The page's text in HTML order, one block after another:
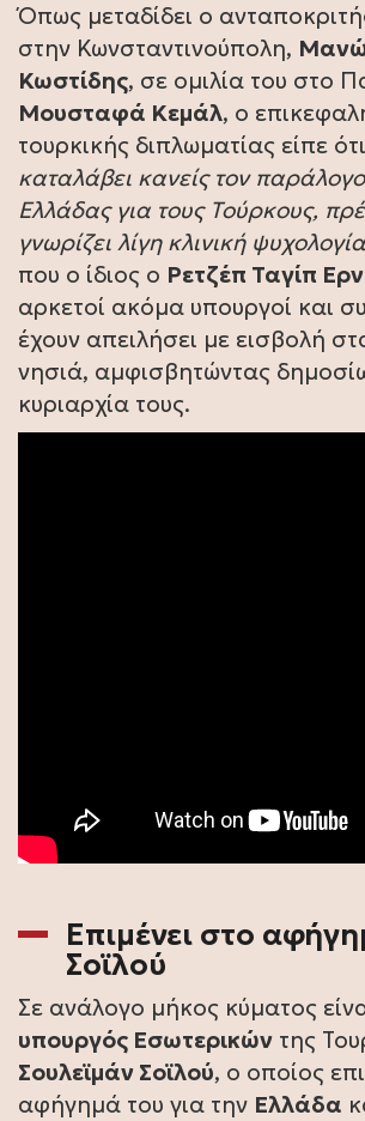
Όπως μεταδίδει ο
στην Κωνσταντινούπολη,
Κωστίδης, σε ομιλία του στο
Μουσταφά Κεμάλ, ο
τουρκικής διπλωματίας είπε ότι
καταλάβει κανείς τον
Ελλάδας για τους Τούρκους,
γνωρίζει λίγη κλινική
που ο ίδιος ο Ρετζέπ Ταγίπ
αρκετοί ακόμα υπουργοί και
έχουν απειλήσει με εισβολή
νησιά, αμφισβητώντας
κυριαρχία τους.
Επιμένει στο
Σοϊλού
Σε ανάλογο μήκος κύματος
υπουργός Εσωτερικών της
Σουλεϊμάν Σοϊλού, ο οποίος
αφήγημά του για την Ελλάδα